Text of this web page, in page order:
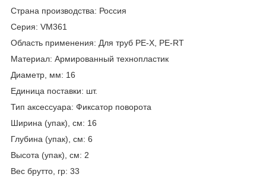
Страна производства: Россия
Серия: VM361
Область применения: Для труб PE-X, PE-RT
Материал: Армированный технопластик
Диаметр, мм: 16
Единица поставки: шт.
Тип аксессуара: Фиксатор поворота
Ширина (упак), см: 16
Глубина (упак), см: 6
Высота (упак), см: 2
Вес брутто, гр: 33